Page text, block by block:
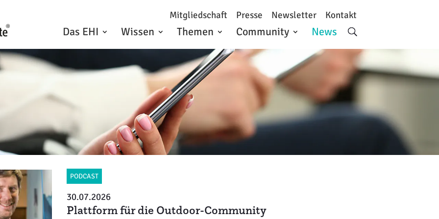
Mitgliedschaft Presse Newsletter Kontakt
Das EHI Wissen Themen Community News
PODCAST
30.07.2026
Plattform für die Outdoor-Community